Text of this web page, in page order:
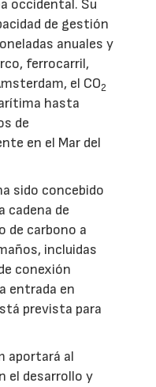
occidental. Su
de gestión
anuales y
ferrocarril,
el CO2
hasta
de
en el Mar del
sido concebido
cadena de
de carbono a
incluidas
conexión
entrada en
prevista para
aportará al
el desarrollo y